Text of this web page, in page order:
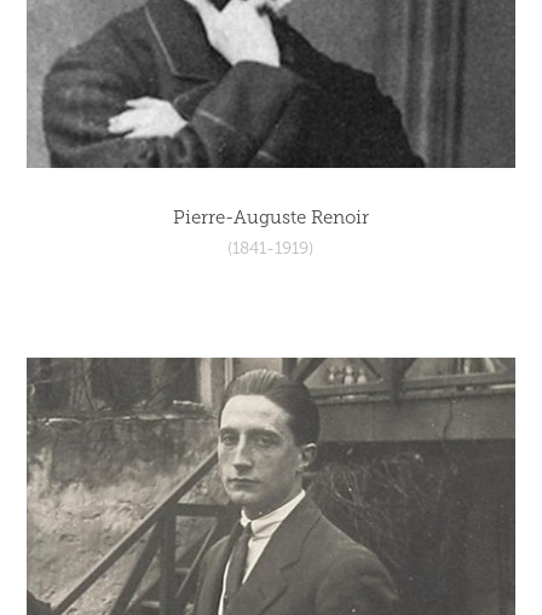
Pierre-Auguste Renoir
(1841-1919)